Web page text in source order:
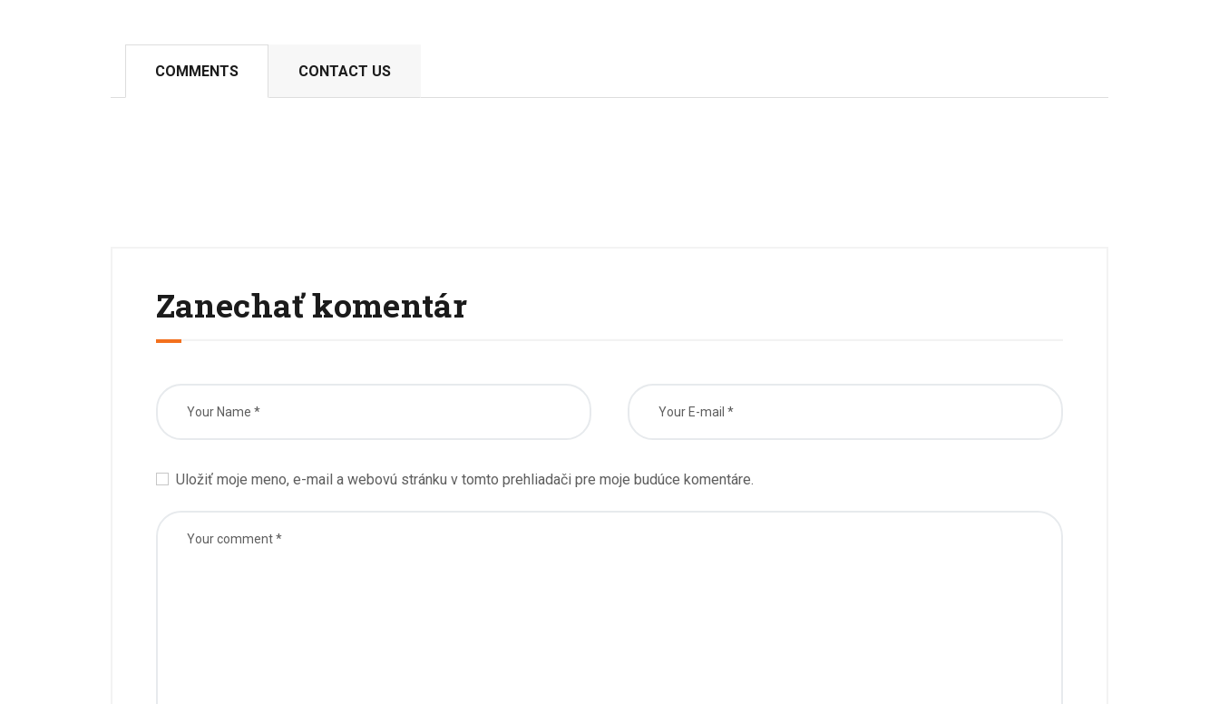
COMMENTS CONTACT US
Zanechať komentár
Uložiť moje meno, e-mail a webovú stránku v tomto prehliadači pre moje budúce komentáre.